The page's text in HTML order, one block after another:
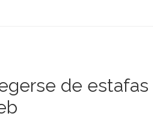
de estafas